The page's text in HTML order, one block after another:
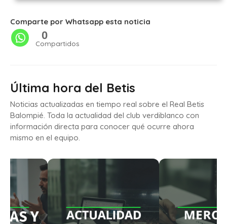
Comparte por Whatsapp esta noticia
0
Compartidos
Última hora del Betis
Noticias actualizadas en tiempo real sobre el Real Betis
Balompié. Toda la actualidad del club verdiblanco con
información directa para conocer qué ocurre ahora
mismo en el equipo.